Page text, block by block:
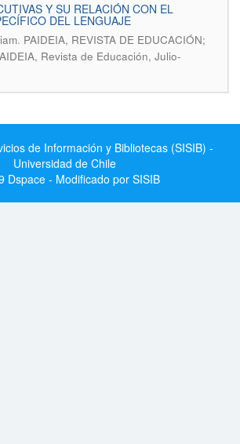
Y SU RELACIÓN CON EL
DEL LENGUAJE
. PAIDEIA, REVISTA DE EDUCACIÓN;
Revista de Educación, Julio-
de Información y Bibliotecas (SISIB) -
Universidad de Chile
Dspace - Modificado por SISIB